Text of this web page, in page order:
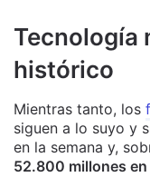
Tecnología
histórico
Mientras tanto, los
siguen a lo suyo y
en la semana y,
52.800 millones